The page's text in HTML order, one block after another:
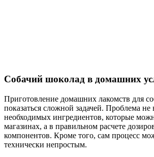
Собачий шоколад в домашних
Приготовление домашних лакомств для
показаться сложной задачей. Проблема не
необходимых ингредиентов, которые
магазинах, а в правильном расчете
компонентов. Кроме того, сам процесс
технически непростым.